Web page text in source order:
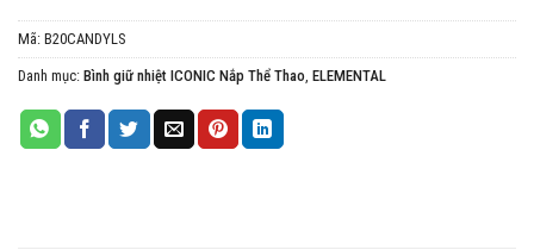
Mã: B20CANDYLS
Danh mục: Bình giữ nhiệt ICONIC Nắp Thể Thao, ELEMENTAL